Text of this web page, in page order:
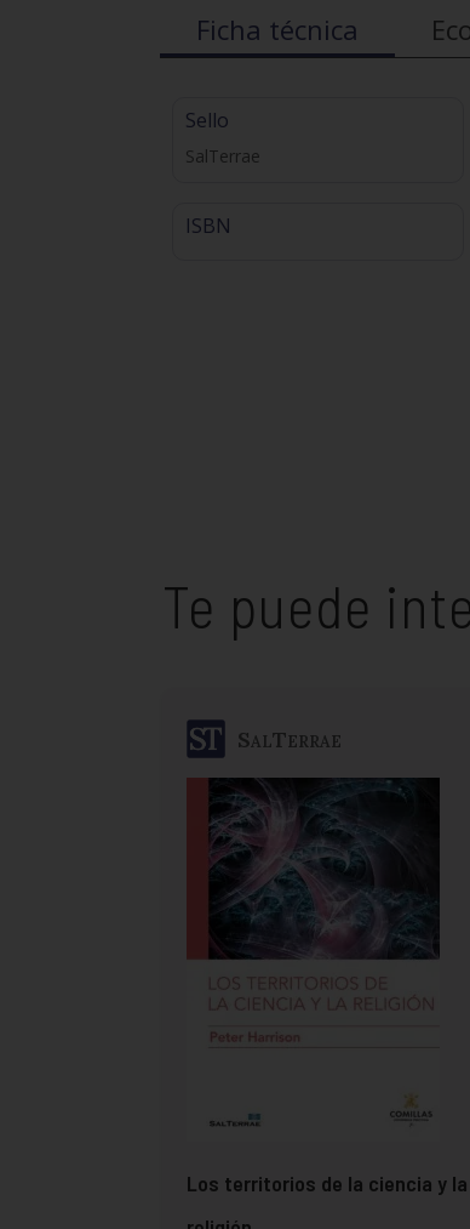
Ficha técnica
Sello
SalTerrae
ISBN
Te puede
SalTerrae
Los territorios de la ciencia y la